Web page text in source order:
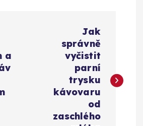
a
Jak
správně
vyčistit
parní
trysku
kávovaru
od
zaschlého